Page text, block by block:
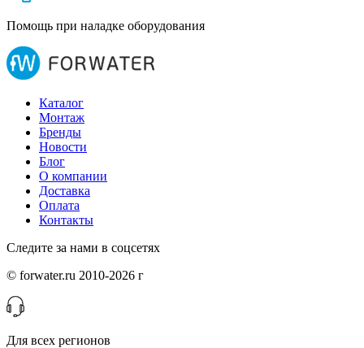
Помощь при наладке оборудования
Каталог
Монтаж
Бренды
Новости
Блог
О компании
Доставка
Оплата
Контакты
Следите за нами в соцсетях
© forwater.ru 2010-2026 г
Для всех регионов